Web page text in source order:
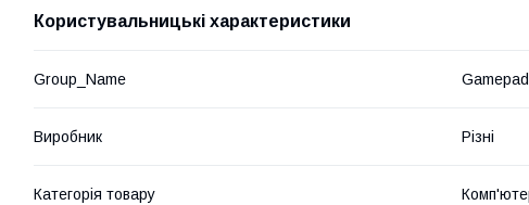
Користувальницькі характеристики
Group_Name
Виробник Різні
Категорія товару